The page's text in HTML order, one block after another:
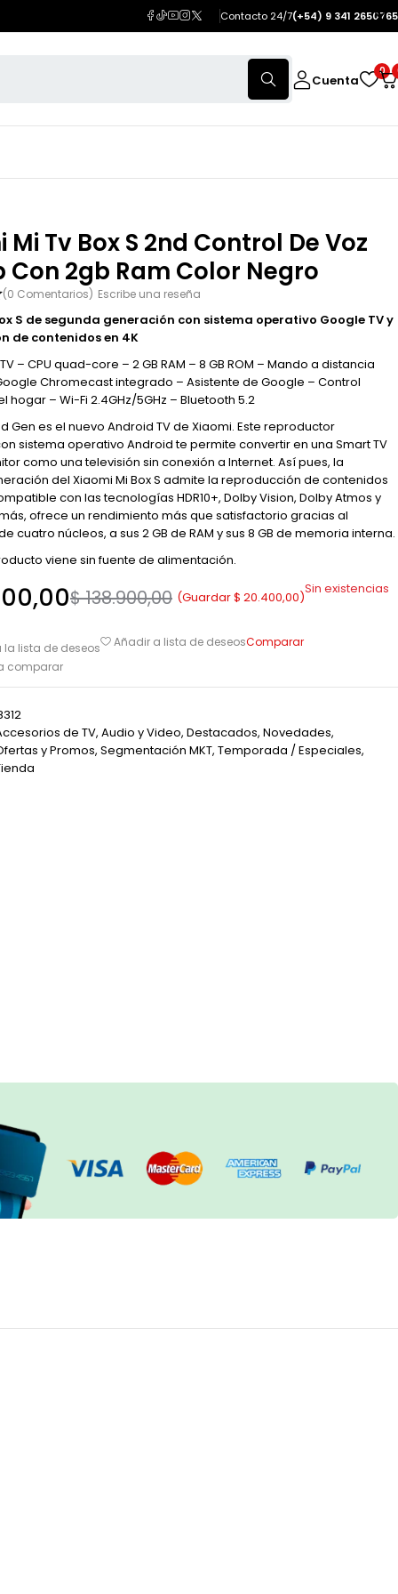
Contacto 24/7(+54) 9 341 2650765
Cuenta
0
Mi Tv Box S 2nd Control De Voz
Con 2gb Ram Color Negro
(0 Comentarios) Escribe una reseña
S de segunda generación con sistema operativo Google TV y
de contenidos en 4K
– CPU quad-core – 2 GB RAM – 8 GB ROM – Mando a distancia
Chromecast integrado – Asistente de Google – Control
hogar – Wi-Fi 2.4GHz/5GHz – Bluetooth 5.2
Gen es el nuevo Android TV de Xiaomi. Este reproductor
sistema operativo Android te permite convertir en una Smart TV
como una televisión sin conexión a Internet. Así pues, la
del Xiaomi Mi Box S admite la reproducción de contenidos
con las tecnologías HDR10+, Dolby Vision, Dolby Atmos y
ofrece un rendimiento más que satisfactorio gracias al
cuatro núcleos, a sus 2 GB de RAM y sus 8 GB de memoria interna.
viene sin fuente de alimentación.
$138.900,00 (Guardar$ 20.400,00)
Sin existencias
la lista de deseos Añadir a lista de deseosComparar
comparar
de TV, Audio y Video, Destacados, Novedades,
y Promos, Segmentación MKT, Temporada / Especiales,